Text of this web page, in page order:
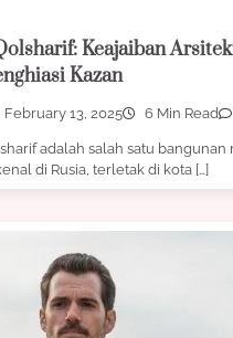
Keajaiban
Kazan
February 13, 2025 6 Min Read
adalah salah satu bangunan
di Rusia, terletak di kota […]